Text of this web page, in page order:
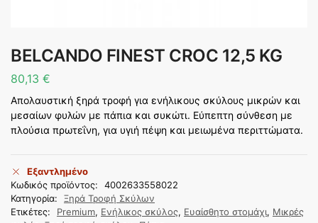
BELCANDO FINEST CROC 12,5 KG
80,13 €
Απολαυστική ξηρά τροφή για ενήλικους σκύλους μικρών και
μεσαίων φυλών με πάπια και συκώτι. Εύπεπτη σύνθεση με
πλούσια πρωτεΐνη, για υγιή πέψη και μειωμένα περιττώματα.
Εξαντλημένο
Κωδικός προϊόντος:
4002633558022
Κατηγορία:
Ξηρά Τροφή Σκύλων
Ετικέτες:
Premium, Ενήλικος σκύλος, Ευαίσθητο στομάχι, Μικρές